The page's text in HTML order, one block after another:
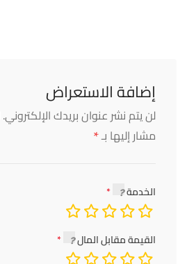
إضافة الاستعراض
لن يتم نشر عنوان بريدك الإلكتروني.
مشار إليها بـ*
الخدمة
القيمة مقابل المال